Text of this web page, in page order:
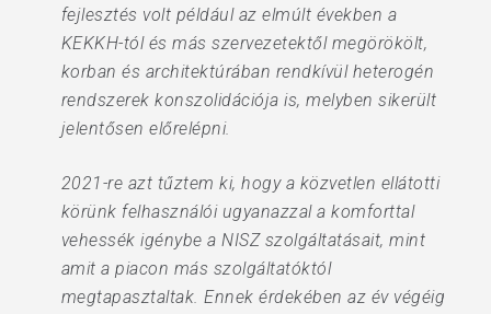
fejlesztés volt például az elmúlt években a
KEKKH-tól és más szervezetektől megörökölt,
korban és architektúrában rendkívül heterogén
rendszerek konszolidációja is, melyben sikerült
jelentősen előrelépni.
2021-re azt tűztem ki, hogy a közvetlen ellátotti
körünk felhasználói ugyanazzal a komforttal
vehessék igénybe a NISZ szolgáltatásait, mint
amit a piacon más szolgáltatóktól
megtapasztaltak. Ennek érdekében az év végéig